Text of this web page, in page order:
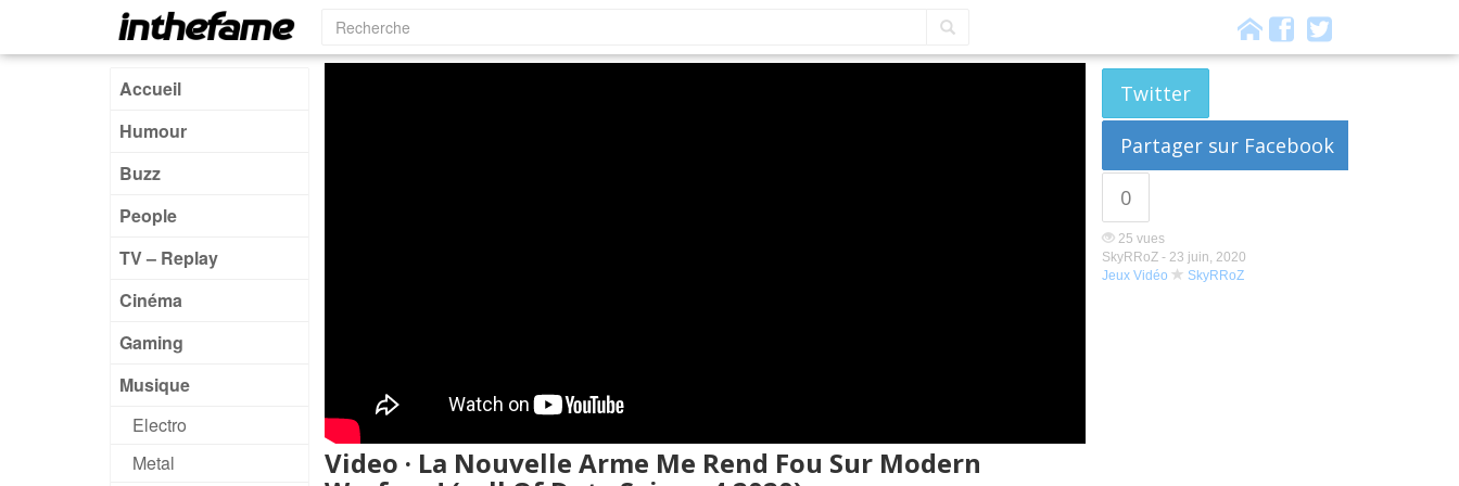
Accueil
Humour
Buzz
People
TV – Replay
Cinéma
Gaming
Musique
Electro
Metal
Video · La Nouvelle Arme Me Rend Fou Sur Modern
Twitter
Partager sur Facebook
0
25 vues
SkyRRoZ - 23 juin, 2020
Jeux Vidéo
SkyRRoZ